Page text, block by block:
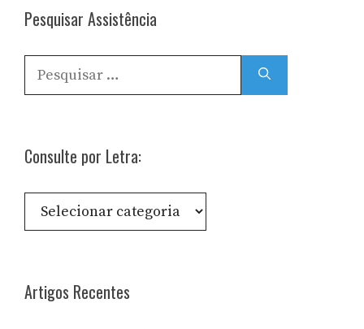
Pesquisar Assistência
Pesquisar
por:
Consulte por Letra:
Consulte
Artigos Recentes